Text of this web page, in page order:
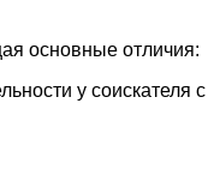
основные отличия: